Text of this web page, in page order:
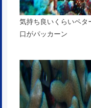
気持ち良いくらいペタ
口がパッカーン